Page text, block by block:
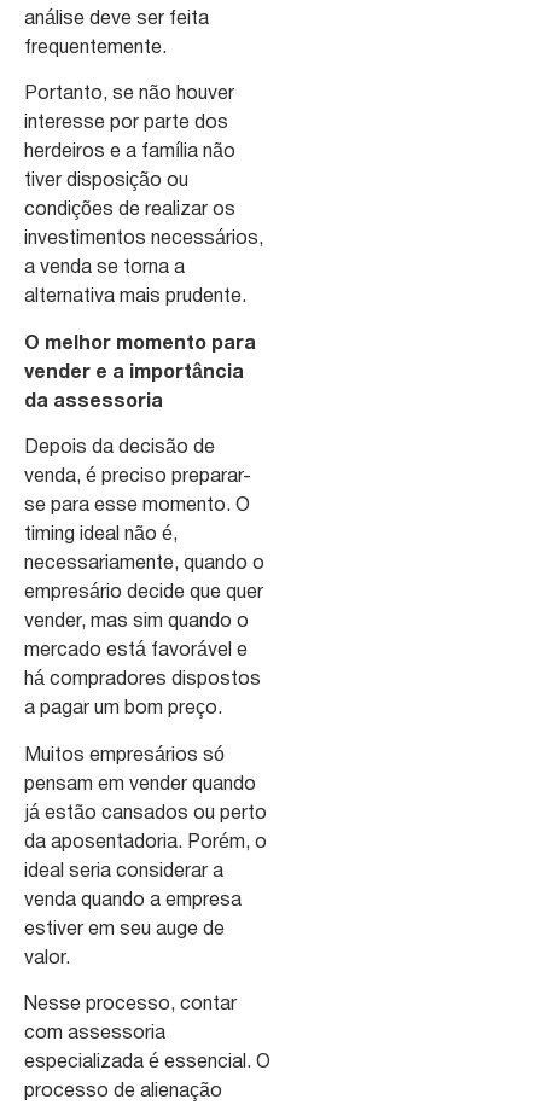
análise deve ser feita
frequentemente.
Portanto, se não houver
interesse por parte dos
herdeiros e a família não
tiver disposição ou
condições de realizar os
investimentos necessários,
a venda se torna a
alternativa mais prudente.
O melhor momento para
vender e a importância
da assessoria
Depois da decisão de
venda, é preciso preparar-
se para esse momento. O
timing ideal não é,
necessariamente, quando o
empresário decide que quer
vender, mas sim quando o
mercado está favorável e
há compradores dispostos
a pagar um bom preço.
Muitos empresários só
pensam em vender quando
já estão cansados ou perto
da aposentadoria. Porém, o
ideal seria considerar a
venda quando a empresa
estiver em seu auge de
valor.
Nesse processo, contar
com assessoria
especializada é essencial. O
processo de alienação